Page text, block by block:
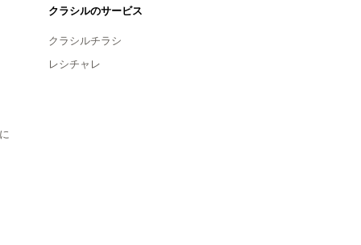
クラシルのサービス
クラシルチラシ
レシチャレ